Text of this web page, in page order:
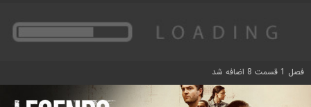
فصل 1 قسمت 8 اضافه شد